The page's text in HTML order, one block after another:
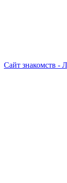
Сайт знакомств -